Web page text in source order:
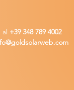
al +39 348 789 4002
fo@goldsolarweb.com